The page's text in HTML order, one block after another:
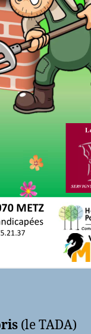
(le TADA)